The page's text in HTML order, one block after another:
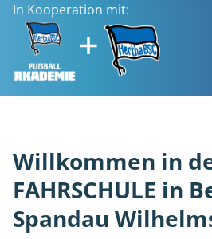
In Kooperation mit:
Willkommen in
FAHRSCHULE in
Spandau